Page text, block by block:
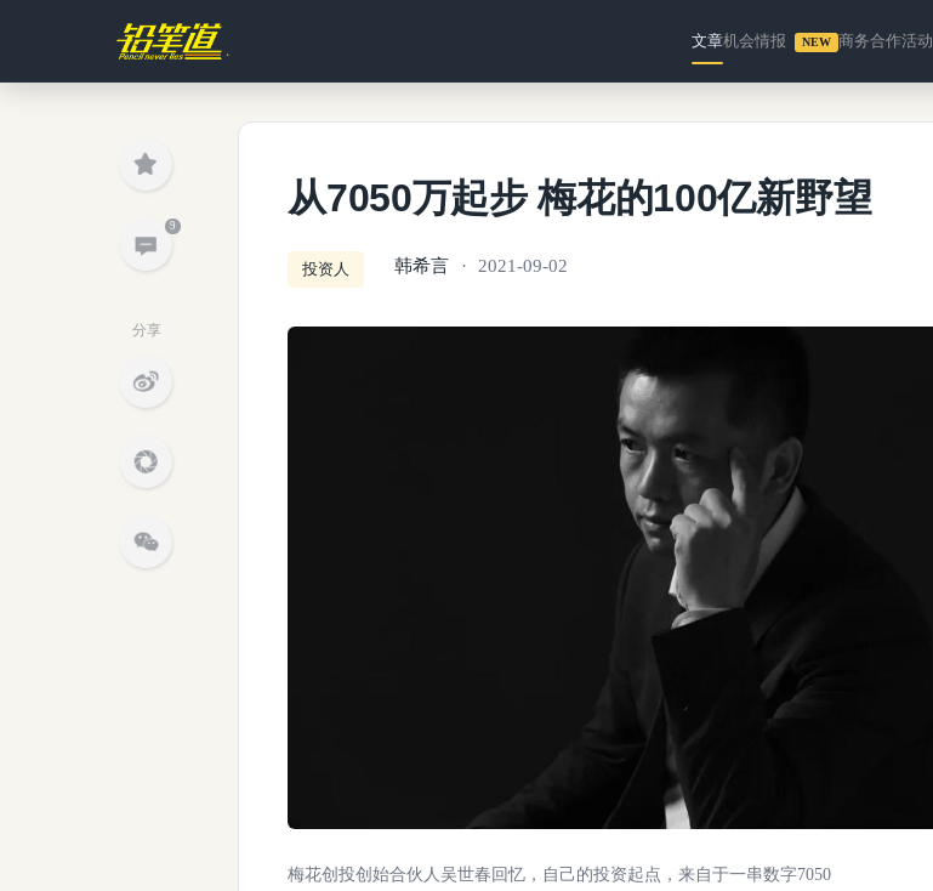
文章机会情报 NEW 商务合作活动
9
分享
从7050万起步 梅花的100亿新野望
投资人 韩希言 2021-09-02
梅花创投创始合伙人吴世春回忆，自己的投资起点，来自于一串数字7050